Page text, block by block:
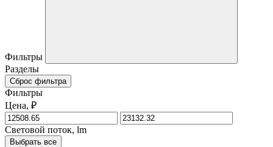
Фильтры
Разделы
Сброс фильтра
Фильтры
Цена, ₽
Световой поток, lm
Выбрать все